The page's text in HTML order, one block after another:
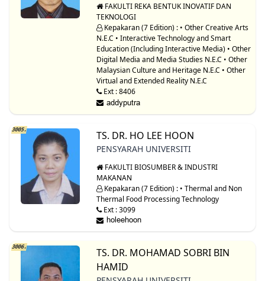
FAKULTI REKA BENTUK INOVATIF DAN
TEKNOLOGI
Kepakaran (7 Edition) : • Other Creative Arts
N.E.C • Interactive Technology and Smart
Education (Including Interactive Media) • Other
Digital Media and Media Studies N.E.C • Other
Malaysian Culture and Heritage N.E.C • Other
Virtual and Extended Reality N.E.C
Ext : 8406
3005. TS. DR. HO LEE HOON
PENSYARAH UNIVERSITI
FAKULTI BIOSUMBER & INDUSTRI
MAKANAN
Kepakaran (7 Edition) : • Thermal and Non
Thermal Food Processing Technology
Ext : 3099
3006.
TS. DR. MOHAMAD SOBRI BIN
HAMID